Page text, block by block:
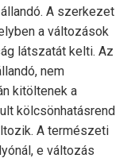
A szerkezet
a változások
látszatát kelti. Az
nem
kitöltenek a
kölcsönhatásrend
A természeti
e változás